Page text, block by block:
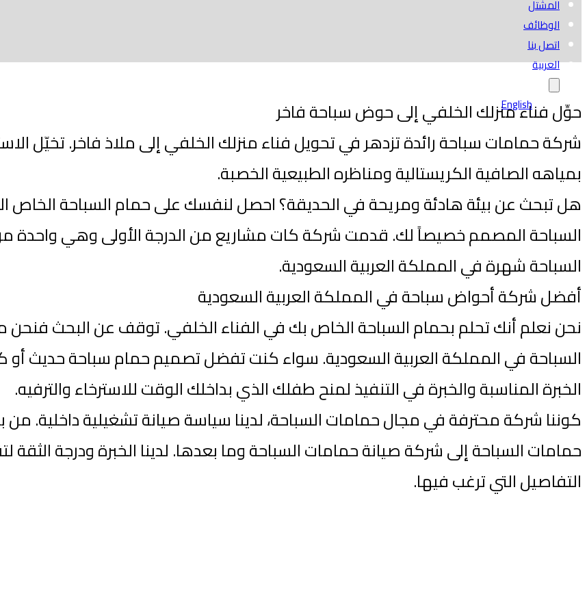
المشتل
الوظائف
اتصل بنا
العربية
English
حوِّل فناء منزلك الخلفي إلى حوض سباحة فاخر
شركة حمامات سباحة رائدة تزدهر في تحويل فناء منزلك الخلفي إلى ملاذ فاخر. تخيّل
بمياهه الصافية الكريستالية ومناظره الطبيعية الخصبة.
هل تبحث عن بيئة هادئة ومريحة في الحديقة؟ احصل لنفسك على حمام السباحة الخاص
السباحة المصمم خصيصاً لك. قدمت شركة كات مشاريع من الدرجة الأولى وهي واحدة
السباحة شهرة في المملكة العربية السعودية.
أفضل شركة أحواض سباحة في المملكة العربية السعودية
نحن نعلم أنك تحلم بحمام السباحة الخاص بك في الفناء الخلفي. توقف عن البحث
السباحة في المملكة العربية السعودية. سواء كنت تفضل تصميم حمام سباحة حديث أو
الخبرة المناسبة والخبرة في التنفيذ لمنح طفلك الذي بداخلك الوقت للاسترخاء والترفيه.
كوننا شركة محترفة في مجال حمامات السباحة، لدينا سياسة صيانة تشغيلية داخلية. من
حمامات السباحة إلى شركة صيانة حمامات السباحة وما بعدها. لدينا الخبرة ودرجة
التفاصيل التي ترغب فيها.